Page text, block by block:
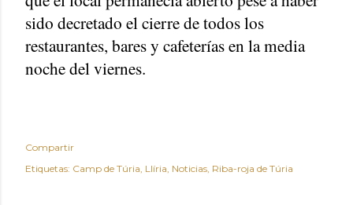
sido decretado el cierre de todos los
restaurantes, bares y cafeterías en la media
noche del viernes.
Compartir
Etiquetas: Camp de Túria Llíria Noticias Riba-roja de Túria